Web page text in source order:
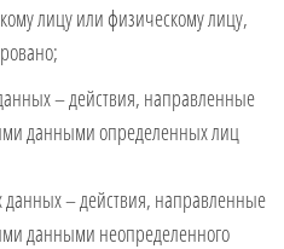
лицу или физическому лицу,
– действия, направленные
данными определенных лиц
– действия, направленные
данными неопределенного